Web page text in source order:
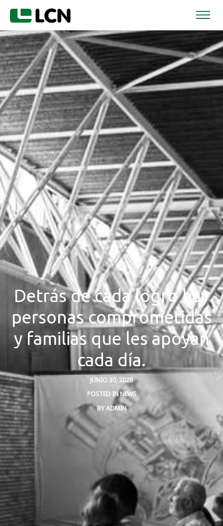
Detrás de cada logro hay
personas comprometidas
y familias que les apoyan
cada día.
JUNIO 30, 2026
POSTED INNEWS
BYADMIN